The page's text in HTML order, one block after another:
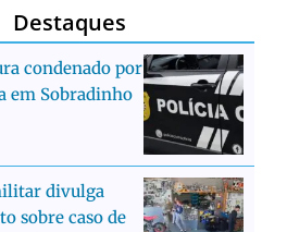
Destaques
condenado por
em Sobradinho
divulga
sobre caso de